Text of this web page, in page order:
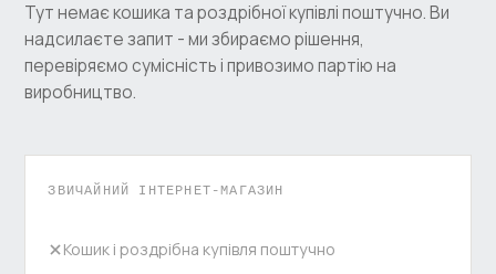
Тут немає кошика та роздрібної купівлі поштучно. Ви
надсилаєте запит - ми збираємо рішення,
перевіряємо сумісність і привозимо партію на
виробництво.
ЗВИЧАЙНИЙ ІНТЕРНЕТ-МАГАЗИН
Кошик і роздрібна купівля поштучно